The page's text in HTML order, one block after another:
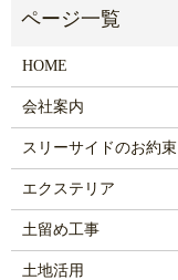
HOME
会社案内
スリーサイドのお約束
エクステリア
土留め工事
土地活用